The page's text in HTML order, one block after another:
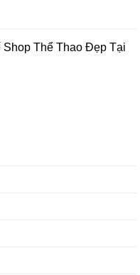
Shop Thể Thao Đẹp Tại